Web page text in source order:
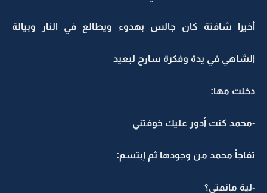
أخيرا شافتة كان جالس بهدوء ويطالع في النار وبيالة
الشاهي في يدة وفكرة سارح لبعيد
دخلت مها:
-محمد كنت أدور عليك خوفتني
تفاجأ محمد من وجودها ثم إبتسم:
-لية مانمتي؟